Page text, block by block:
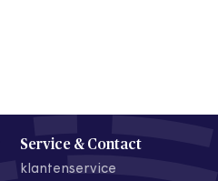
Service & Contact
klantenservice